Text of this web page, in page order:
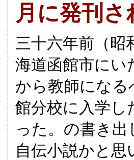
月に発刊
三十六年前（
海道函館市にい
から教師になる
館分校に入学し
った。の書き
自伝小説かと